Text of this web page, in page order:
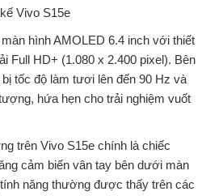
Vivo S15e
hình AMOLED 6.4 inch với thiết
Full HD+ (1.080 x 2.400 pixel). Bên
tốc độ làm tươi lên đến 90 Hz và
hứa hẹn cho trải nghiệm vuốt
trên Vivo S15e chính là chiếc
cảm biến vân tay bên dưới màn
năng thường được thấy trên các